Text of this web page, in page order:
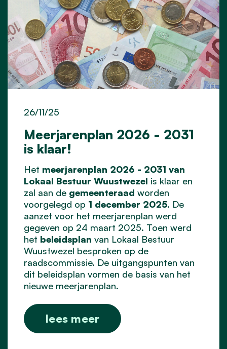
Meerjarenplan 2026 - 2031
is klaar!
26/11/25
Het meerjarenplan 2026 - 2031 van
Lokaal Bestuur Wuustwezel is klaar en
zal aan de gemeenteraad worden
voorgelegd op 1 december 2025. De
aanzet voor het meerjarenplan werd
gegeven op 24 maart 2025. Toen werd
het beleidsplan van Lokaal Bestuur
Wuustwezel besproken op de
raadscommissie. De uitgangspunten van
dit beleidsplan vormen de basis van het
nieuwe meerjarenplan.
lees meer